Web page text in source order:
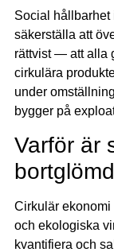
Social hållbarhet
säkerställa att
rättvist — att alla
cirkulära
under
bygger på
Varför är
Cirkulär ekonomi
och ekologiska
kvantifiera och